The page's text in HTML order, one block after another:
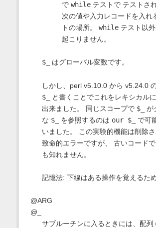
で whileテストで テストされ
次の値や入力レコードを入れ
トの場所。 whileテスト以
起こりません。
$_ はグローバル変数です。
しかし、perl v5.10.0 から v5.24.0
$_
と書くことでこれをレキシカル
出来ました。 同じスコープで $_
が
な $_ を参照するのは our $_
で可
いました。 この実験的機能は削除
致命的エラーですが、 古いコード
も知れません。
記憶法: 下線はある操作を覚えるため
@ARG
@_
サブルーチンに入るときには、配列